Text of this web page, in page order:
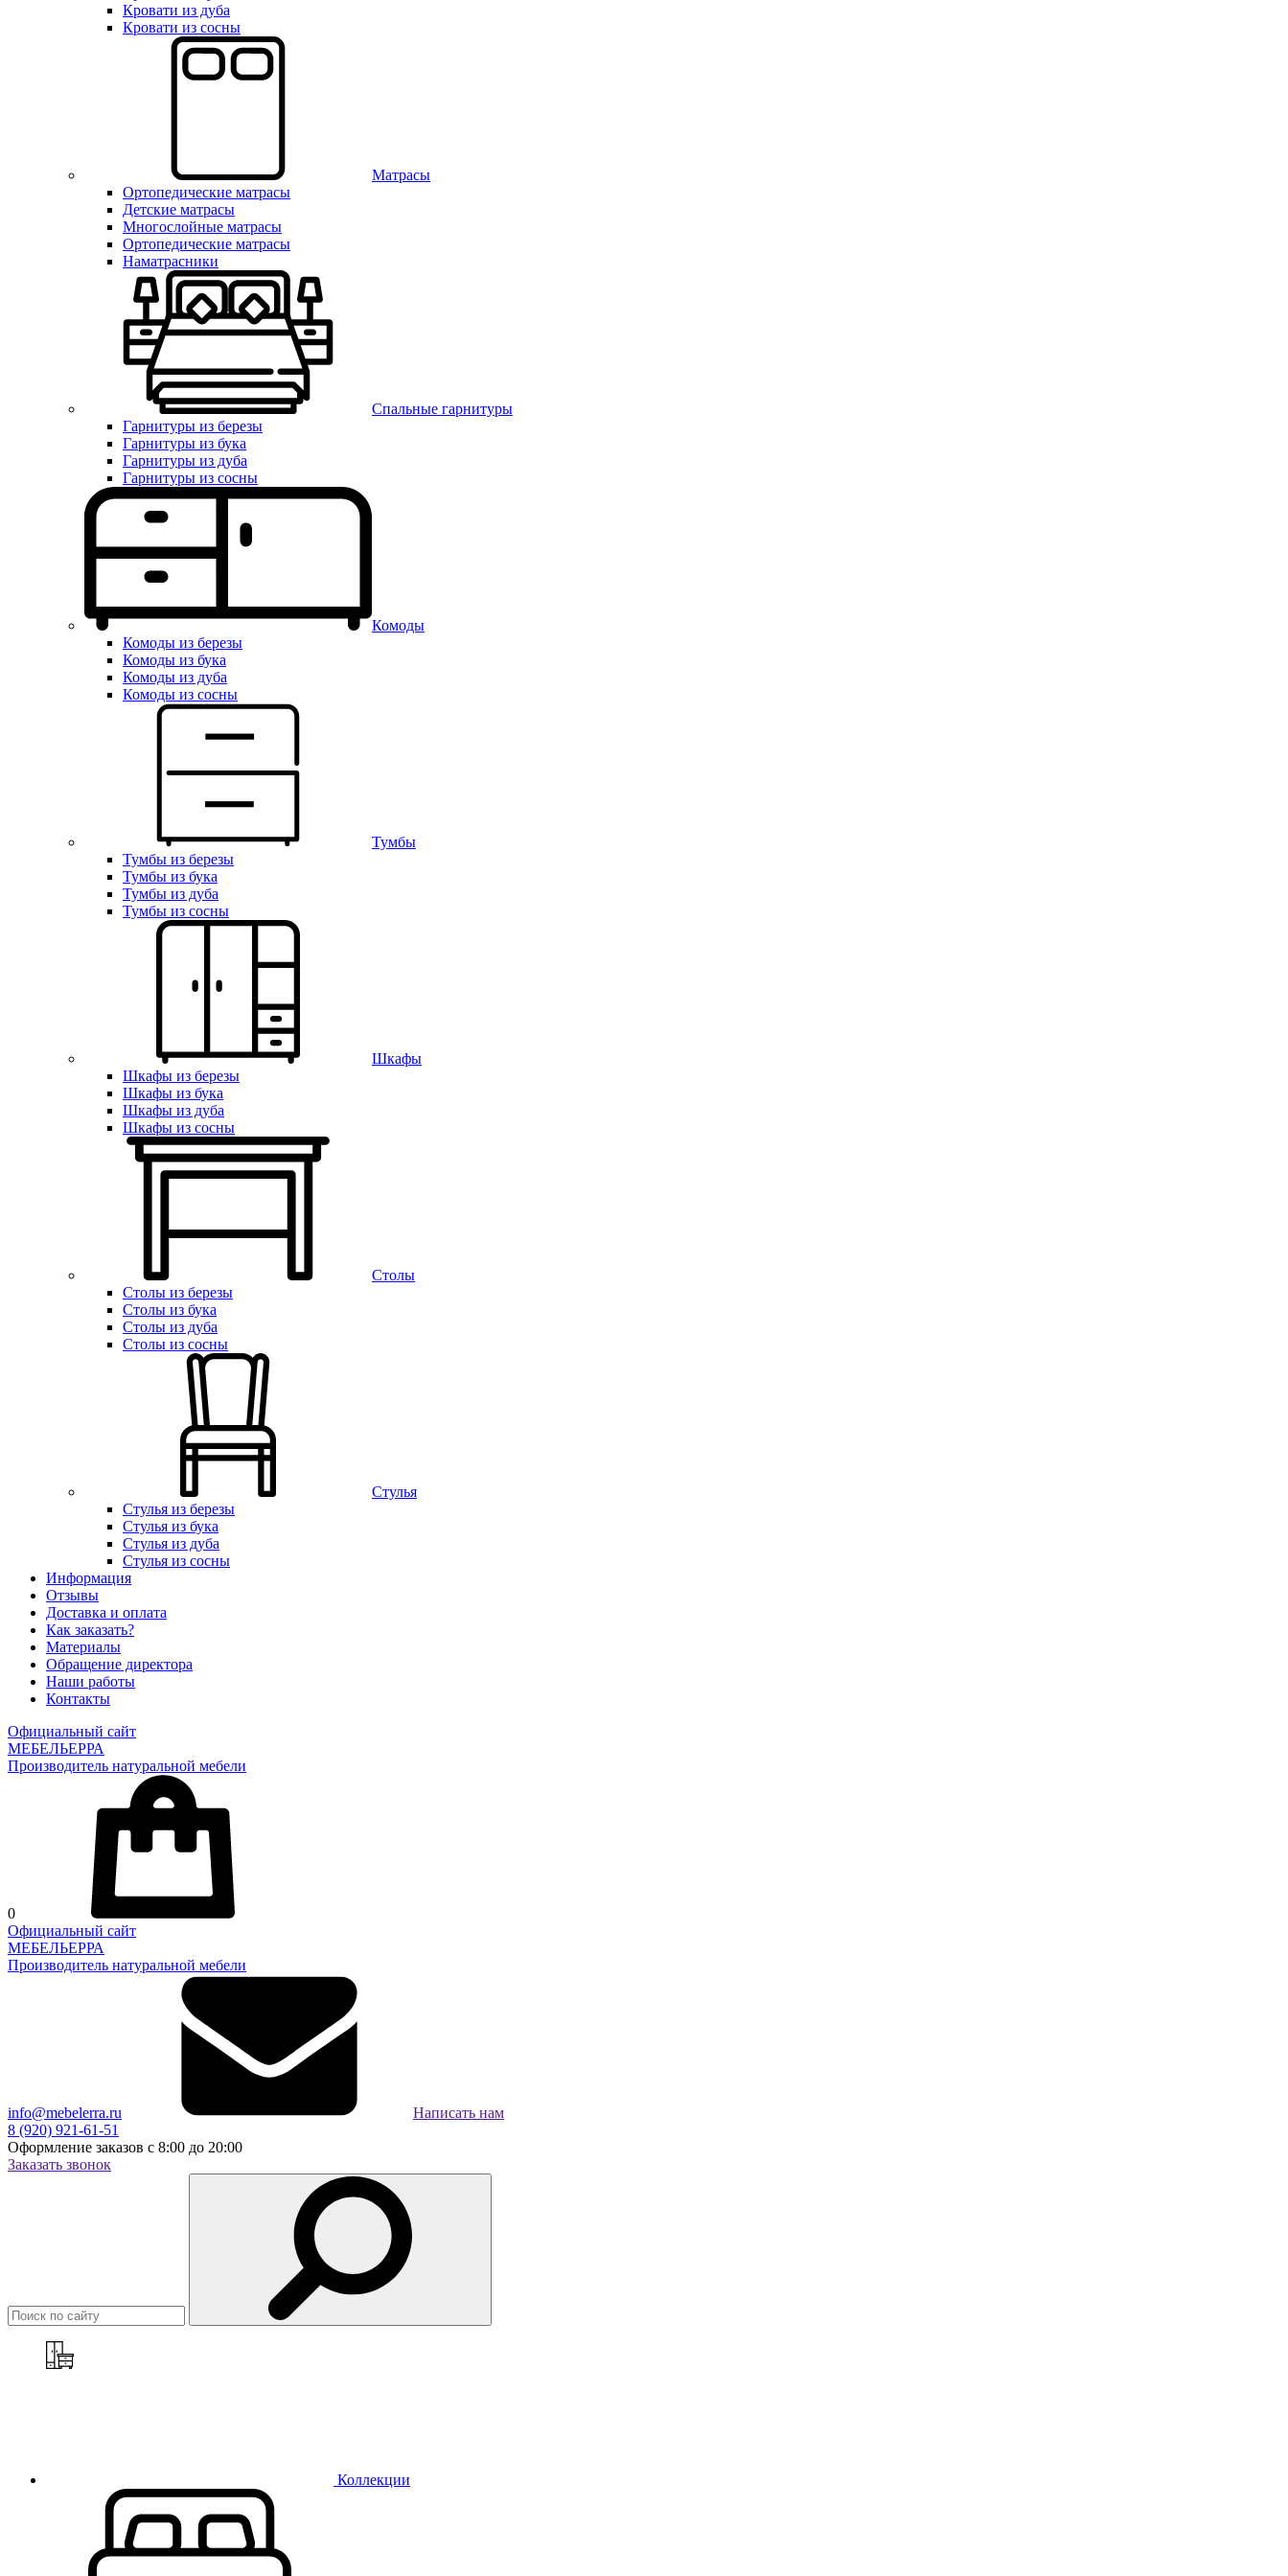
Кровати из дуба
Кровати из сосны
Матрасы
Ортопедические матрасы
Детские матрасы
Многослойные матрасы
Ортопедические матрасы
Наматрасники
Спальные гарнитуры
Гарнитуры из березы
Гарнитуры из бука
Гарнитуры из дуба
Гарнитуры из сосны
Комоды
Комоды из березы
Комоды из бука
Комоды из дуба
Комоды из сосны
Тумбы
Тумбы из березы
Тумбы из бука
Тумбы из дуба
Тумбы из сосны
Шкафы
Шкафы из березы
Шкафы из бука
Шкафы из дуба
Шкафы из сосны
Столы
Столы из березы
Столы из бука
Столы из дуба
Столы из сосны
Стулья
Стулья из березы
Стулья из бука
Стулья из дуба
Стулья из сосны
Информация
Отзывы
Доставка и оплата
Как заказать?
Материалы
Обращение директора
Наши работы
Контакты
Официальный сайт
МЕБЕЛЬЕРРА
Производитель натуральной мебели
0
Официальный сайт
МЕБЕЛЬЕРРА
Производитель натуральной мебели
info@mebelerra.ru
Написать нам
8 (920) 921-61-51
Оформление заказов с 8:00 до 20:00
Заказать звонок
Коллекции